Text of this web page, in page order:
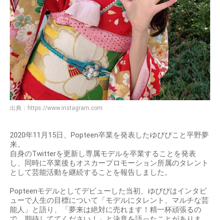
出典： https://www.instagram.com
2020年11月15日、Popteen卒業を発表したゆぴぴこと平野夢
来。
自身のTwitterを更新し専属モデルを卒業することを発表
し、同時に卒業後もオスカープロモーション所属のタレント
として芸能活動を継続することを報告しました。
Popteenモデルとしてデビューした当初、ゆぴぴはインタビ
ューで人生の目標について「モデルにタレント、マルチな芸
能人」と語り、「夢来は絶対に売れます！精一杯頑張るの